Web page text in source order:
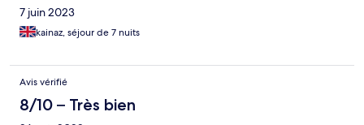
7 juin 2023
kainaz, séjour de 7 nuits
Avis vérifié
8/10 – Très bien